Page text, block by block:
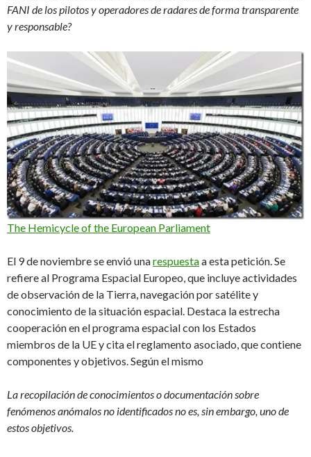
FANI de los pilotos y operadores de radares de forma transparente
y responsable?
The Hemicycle of the European Parliament
El 9 de noviembre se envió unarespuestaa esta petición. Se
refiere al Programa Espacial Europeo, que incluye actividades
de observación de la Tierra, navegación por satélite y
conocimiento de la situación espacial. Destaca la estrecha
cooperación en el programa espacial con los Estados
miembros de la UE y cita el reglamento asociado, que contiene
componentes y objetivos. Según el mismo
La recopilación de conocimientos o documentación sobre
fenómenos anómalos no identificados no es, sin embargo, uno de
estos objetivos.